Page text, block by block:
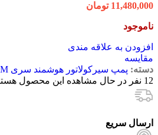
11,480,000 تومان
ناموجود
افزودن به علاقه مندی
مقایسه
دسته: پمپ سیرکولاتور هوشمند سری WPSM
12 نفر در حال مشاهده این محصول
ارسال سریع